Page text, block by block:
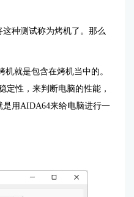
种测试称为烤机了。那么
就是包含在烤机当中的。
定性，来判断电脑的性能，
用AIDA64来给电脑进行一